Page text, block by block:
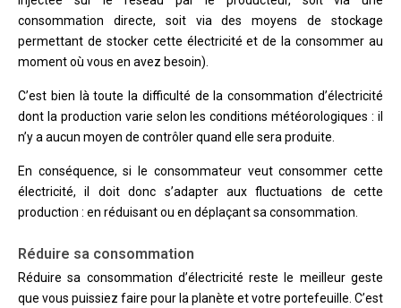
consommation directe, soit via des moyens de stockage
permettant de stocker cette électricité et de la consommer au
moment où vous en avez besoin).
C’est bien là toute la difficulté de la consommation d’électricité
dont la production varie selon les conditions météorologiques : il
n’y a aucun moyen de contrôler quand elle sera produite.
En conséquence, si le consommateur veut consommer cette
électricité, il doit donc s’adapter aux fluctuations de cette
production : en réduisant ou en déplaçant sa consommation.
Réduire sa consommation
Réduire sa consommation d’électricité reste le meilleur geste
que vous puissiez faire pour la planète et votre portefeuille. C’est